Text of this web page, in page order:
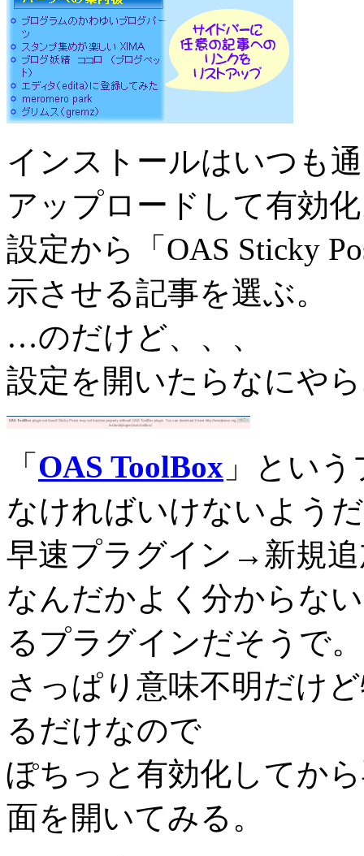
インストールはいつも
アップロードして有効
設定から「OAS Sticky
示させる記事を選ぶ。
…のだけど、、、
設定を開いたらなにや
「 OAS ToolBox 」とい
なければいけないよう
早速プラグイン→新規
なんだかよく分からな
るプラグインだそうで。
さっぱり意味不明だけ
るだけなので
ぽちっと有効化してか
面を開いてみる。